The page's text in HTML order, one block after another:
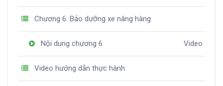
Chương 6: Bảo dưỡng xe nâng hàng
Nội dung chương 6 Video
Video hướng dẫn thực hành